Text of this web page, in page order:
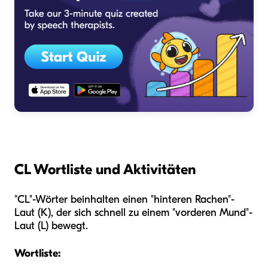
CL Wortliste und Aktivitäten
"CL"-Wörter beinhalten einen "hinteren Rachen"-
Laut (K), der sich schnell zu einem "vorderen Mund"-
Laut (L) bewegt.
Wortliste: